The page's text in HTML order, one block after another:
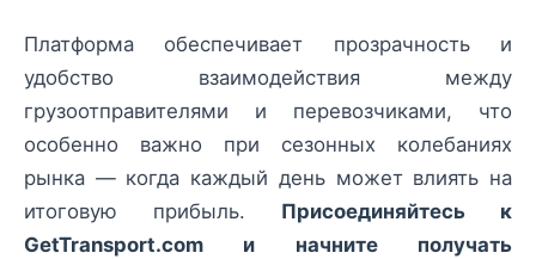
Платформа обеспечивает прозрачность и
удобство взаимодействия между
грузоотправителями и перевозчиками, что
особенно важно при сезонных колебаниях
рынка — когда каждый день может влиять на
итоговую прибыль. Присоединяйтесь к
GetTransport.com и начните получать